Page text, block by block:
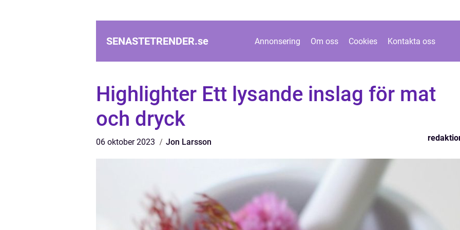
SENASTETRENDER.se Annonsering Om oss Cookies Kontakta oss
Highlighter Ett lysande inslag för mat
och dryck
06 oktober 2023 Jon Larsson